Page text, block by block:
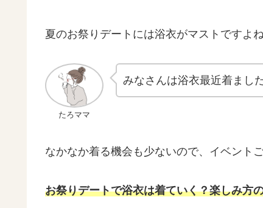
夏のお祭りデートには浴衣がマストですよ
たろママ
みなさんは浴衣最近着まし
なかなか着る機会も少ないので、イベント
お祭りデートで浴衣は着ていく？楽しみ方